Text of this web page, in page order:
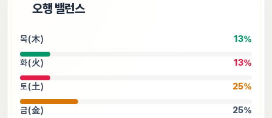
오행 밸런스
목(木) 13%
화(火) 13%
토(土) 25%
금(金) 25%